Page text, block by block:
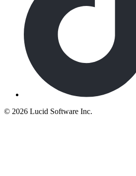
© 2026 Lucid Software Inc.